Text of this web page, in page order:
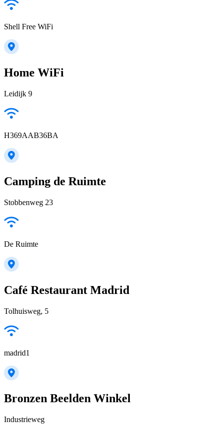
Shell Free WiFi
Home WiFi
Leidijk 9
H369AAB36BA
Camping de Ruimte
Stobbenweg 23
De Ruimte
Café Restaurant Madrid
Tolhuisweg, 5
madrid1
Bronzen Beelden Winkel
Industrieweg